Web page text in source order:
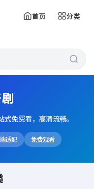
首页 分类
免费看，高清流畅。
适配 免费观看